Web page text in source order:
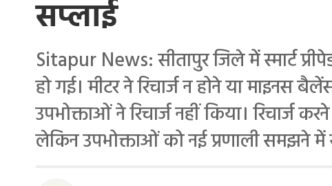
सप्लाई
Sitapur News: सीतापुर जिले में स्मार्ट
हो गई। मीटर ने रिचार्ज न होने या माइनस
उपभोक्ताओं ने रिचार्ज नहीं किया। रिचार्ज
लेकिन उपभोक्ताओं को नई प्रणाली समझने